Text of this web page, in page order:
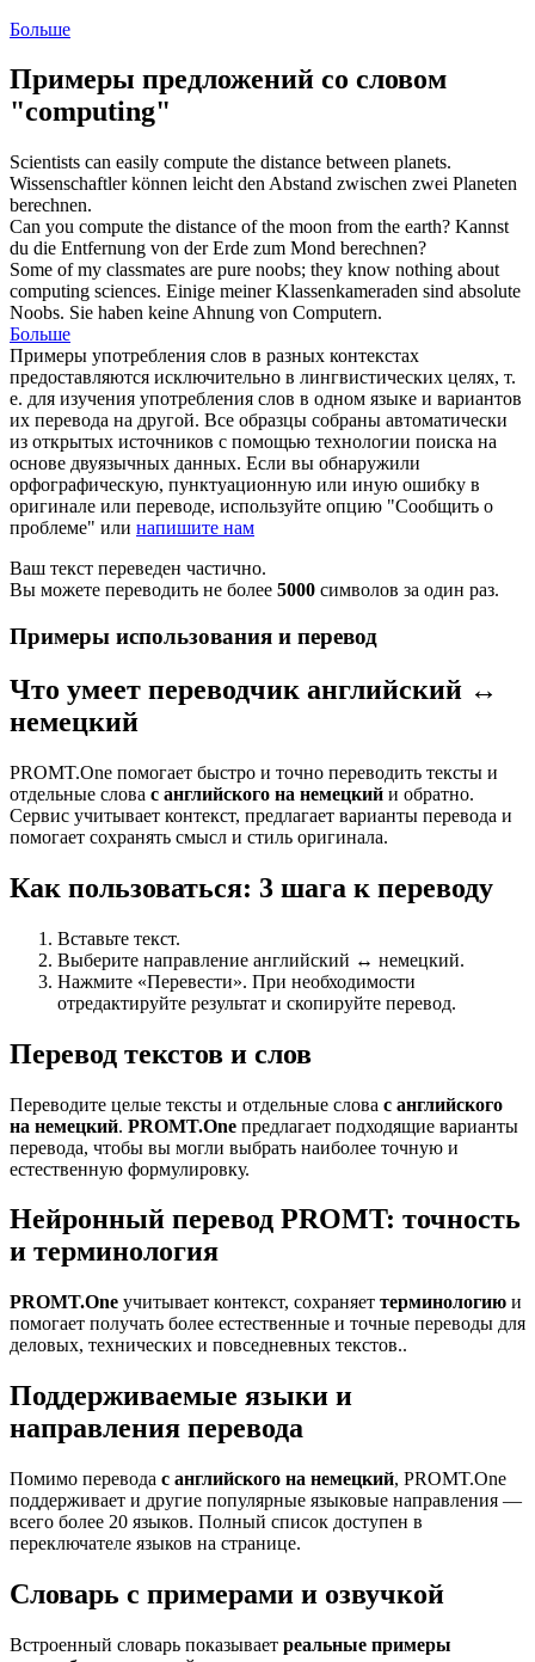
Больше
Примеры предложений со словом
"computing"
Scientists can easily compute the distance between planets.
Wissenschaftler können leicht den Abstand zwischen zwei Planeten
berechnen.
Can you compute the distance of the moon from the earth? Kannst
du die Entfernung von der Erde zum Mond berechnen?
Some of my classmates are pure noobs; they know nothing about
computing sciences. Einige meiner Klassenkameraden sind absolute
Noobs. Sie haben keine Ahnung von Computern.
Больше
Примеры употребления слов в разных контекстах
предоставляются исключительно в лингвистических целях, т.
е. для изучения употребления слов в одном языке и вариантов
их перевода на другой. Все образцы собраны автоматически
из открытых источников с помощью технологии поиска на
основе двуязычных данных. Если вы обнаружили
орфографическую, пунктуационную или иную ошибку в
оригинале или переводе, используйте опцию "Сообщить о
проблеме" или напишите нам
Ваш текст переведен частично.
Вы можете переводить не более 5000 символов за один раз.
Примеры использования и перевод
Что умеет переводчик английский ↔
немецкий
PROMT.One помогает быстро и точно переводить тексты и
отдельные слова с английского на немецкий и обратно.
Сервис учитывает контекст, предлагает варианты перевода и
помогает сохранять смысл и стиль оригинала.
Как пользоваться: 3 шага к переводу
Вставьте текст.
Выберите направление английский ↔ немецкий.
Нажмите «Перевести». При необходимости
отредактируйте результат и скопируйте перевод.
Перевод текстов и слов
Переводите целые тексты и отдельные слова с английского
на немецкий. PROMT.One предлагает подходящие варианты
перевода, чтобы вы могли выбрать наиболее точную и
естественную формулировку.
Нейронный перевод PROMT: точность
и терминология
PROMT.One учитывает контекст, сохраняет терминологию и
помогает получать более естественные и точные переводы для
деловых, технических и повседневных текстов..
Поддерживаемые языки и
направления перевода
Помимо перевода с английского на немецкий, PROMT.One
поддерживает и другие популярные языковые направления —
всего более 20 языков. Полный список доступен в
переключателе языков на странице.
Словарь с примерами и озвучкой
Встроенный словарь показывает реальные примеры